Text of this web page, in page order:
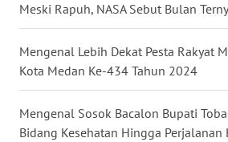
Meski Rapuh, NASA Sebut Bulan
Mengenal Lebih Dekat Pesta Rakyat
Kota Medan Ke-434 Tahun 2024
Mengenal Sosok Bacalon Bupati
Bidang Kesehatan Hingga Perjalanan
SULTRA
WN
NTB
WN
SULTENG